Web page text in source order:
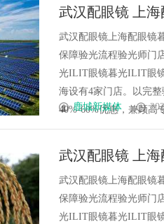
武汉配眼镜 上
武汉配眼镜上海配眼镜
保障验光流程验光师门
光ILIT眼镜暮光ILIT眼
海设有4家门店。以完
40%-60%优惠，兼顾高
鹿城新媒体
武汉配眼镜 上
武汉配眼镜上海配眼镜
保障验光流程验光师门
光ILIT眼镜暮光ILIT眼